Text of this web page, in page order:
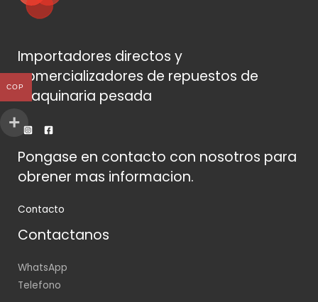
Importadores directos y
comercializadores de repuestos de
maquinaria pesada
Pongase en contacto con nosotros para
obrener mas informacion.
Contacto
Contactanos
WhatsApp
Telefono
COP